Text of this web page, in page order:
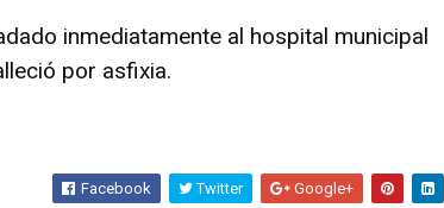
inmediatamente al hospital municipal
por asfixia.
Facebook Twitter Google+